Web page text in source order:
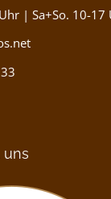
| Sa+So. 10-17
uns